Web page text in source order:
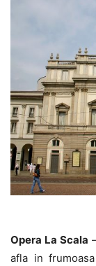
Opera La Scala
afla in